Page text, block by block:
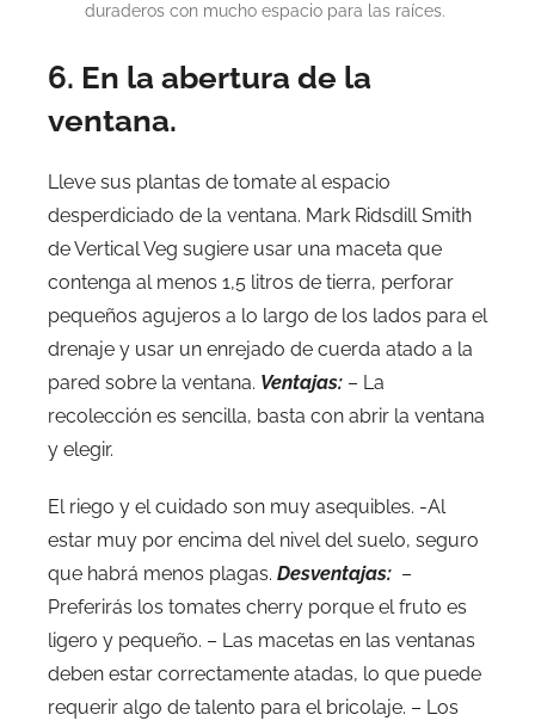
duraderos con mucho espacio para las raíces.
6. En la abertura de la
ventana.
Lleve sus plantas de tomate al espacio
desperdiciado de la ventana. Mark Ridsdill Smith
de Vertical Veg sugiere usar una maceta que
contenga al menos 1,5 litros de tierra, perforar
pequeños agujeros a lo largo de los lados para el
drenaje y usar un enrejado de cuerda atado a la
pared sobre la ventana. Ventajas: – La
recolección es sencilla, basta con abrir la ventana
y elegir.
El riego y el cuidado son muy asequibles. -Al
estar muy por encima del nivel del suelo, seguro
que habrá menos plagas. Desventajas: –
Preferirás los tomates cherry porque el fruto es
ligero y pequeño. – Las macetas en las ventanas
deben estar correctamente atadas, lo que puede
requerir algo de talento para el bricolaje. – Los